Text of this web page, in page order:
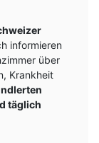
informieren
über
Krankheit
täglich